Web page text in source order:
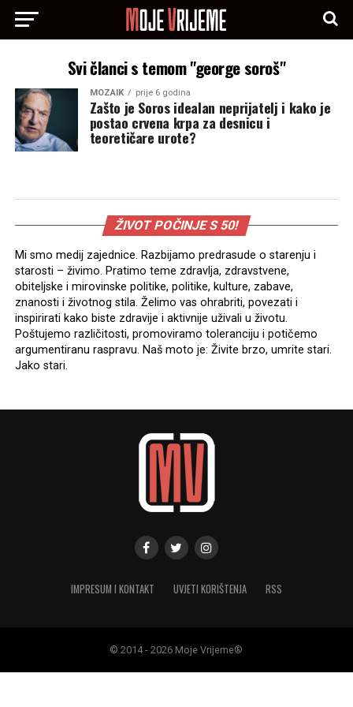
Svi članci s temom "george soroš"
MOZAIK prije 6 godina
Zašto je Soros idealan neprijatelj i kako je
postao crvena krpa za desnicu i
teoretičare urote?
ŽIVOT POČINJE S 50!
Mi smo medij zajednice. Razbijamo predrasude o starenju i
starosti – živimo. Pratimo teme zdravlja, zdravstvene,
obiteljske i mirovinske politike, politike, kulture, zabave,
znanosti i životnog stila. Želimo vas ohrabriti, povezati i
inspirirati kako biste zdravije i aktivnije uživali u životu.
Poštujemo različitosti, promoviramo toleranciju i potičemo
argumentiranu raspravu. Naš moto je: Živite brzo, umrite stari.
Jako stari.
IMPRESUM I KONTAKT UVJETI KORIŠTENJA RSS
© 2014 - 2026 Moje Vrijeme®